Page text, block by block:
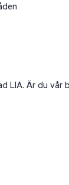
LIA. Är du vår